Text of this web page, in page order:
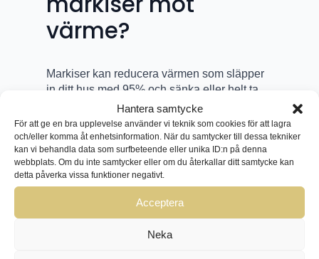
Hantera samtycke
För att ge en bra upplevelse använder vi teknik som cookies för att lagra
och/eller komma åt enhetsinformation. När du samtycker till dessa tekniker
kan vi behandla data som surfbeteende eller unika ID:n på denna
webbplats. Om du inte samtycker eller om du återkallar ditt samtycke kan
detta påverka vissa funktioner negativt.
Acceptera
Neka
värme?
Markiser kan reducera värmen som släpper
in ditt hus med 95% och sänka eller helt ta
bort kostnaden för luftkonditionering. På så
vis kan du spara pengar över tid med
markiser.
BOKA GRATIS HEMBESÖK I